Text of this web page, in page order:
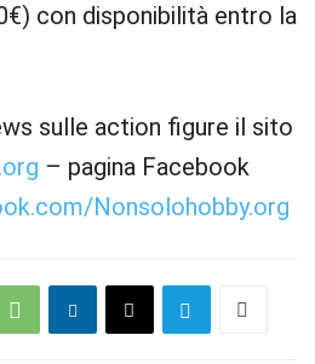
con disponibilità entro la
sulle action figure il sito
– pagina Facebook
Nonsolohobby.org